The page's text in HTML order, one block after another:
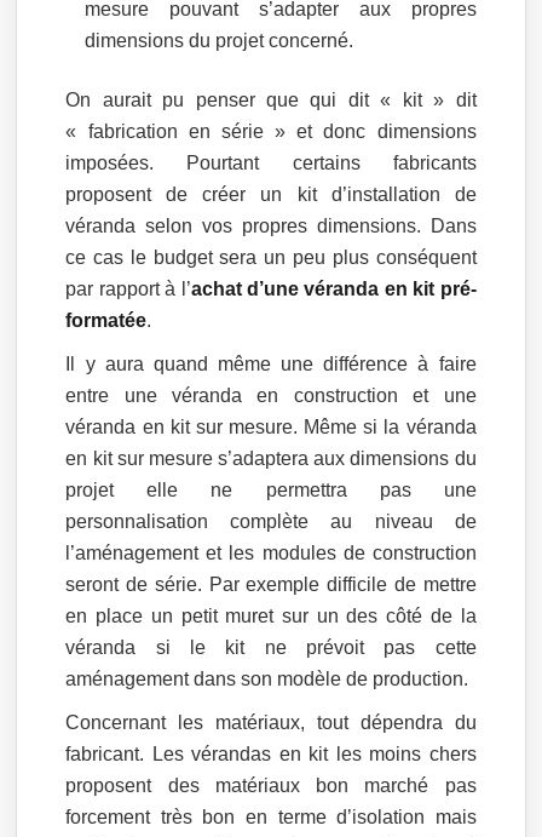
mesure pouvant s’adapter aux propres
dimensions du projet concerné.
On aurait pu penser que qui dit « kit » dit
« fabrication en série » et donc dimensions
imposées. Pourtant certains fabricants
proposent de créer un kit d’installation de
véranda selon vos propres dimensions. Dans
ce cas le budget sera un peu plus conséquent
par rapport à l’achat d’une véranda en kit pré-
formatée.
Il y aura quand même une différence à faire
entre une véranda en construction et une
véranda en kit sur mesure. Même si la véranda
en kit sur mesure s’adaptera aux dimensions du
projet elle ne permettra pas une
personnalisation complète au niveau de
l’aménagement et les modules de construction
seront de série. Par exemple difficile de mettre
en place un petit muret sur un des côté de la
véranda si le kit ne prévoit pas cette
aménagement dans son modèle de production.
Concernant les matériaux, tout dépendra du
fabricant. Les vérandas en kit les moins chers
proposent des matériaux bon marché pas
forcement très bon en terme d’isolation mais